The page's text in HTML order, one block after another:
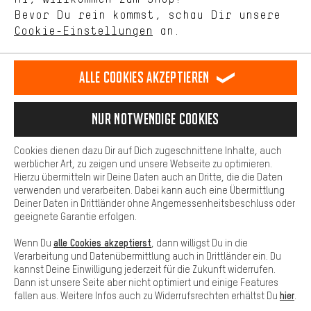
Deutsch
DE english
EN español
ES français
FR
VERTRAG WIDERRUFEN Aachener Community Affiliateprogramm
Datenschutz Allgemeine Geschäftsbedingungen
Cookie-Einstellungen Kontrast ändern
Alle Preise verstehen sich in Euro und exkl. MwSt zuzüglich
Versandkostenfür Lieferung nachUSA.
Bevor Du rein kommst, schau Dir unsere
Cookie-Einstellungen an.
selbst Einfluss auf die Verbesserung unserer Webseite und
unseres Shop-Angebots.
Dein Shopping-Erlebnis wird komfortabler. Mit Komfort-Cookies
stellen wir Verknüpfungen zu Social Media Plattformen her. So
können wir dir weitere nützliche Inhalte und Informationen zur
Verfügung stellen. Zudem hast du die Möglichkeit zusätzliche
Services zu nutzen, die es dir erleichtern die richtigen Produkte zu
finden. Beispielsweise bieten wir eine Chat-Funktion an, damit
Fragen schnell und unkompliziert beantwortet werden können.
Basis
Basis-Cookies gewährleisten, dass Du unsere Webseite
grundsätzlich nutzen kannst.
Alle Cookies akzeptieren
Nur Notwendige Cookies
Cookies dienen dazu Dir auf Dich zugeschnittene Inhalte, auch
werblicher Art, zu zeigen und unsere Webseite zu optimieren.
Hierzu übermitteln wir Deine Daten auch an Dritte, die die Daten
verwenden und verarbeiten. Dabei kann auch eine Übermittlung
Deiner Daten in Drittländer ohne Angemessenheitsbeschluss oder
geeignete Garantie erfolgen.
Wenn Du alle Cookies akzeptierst , dann willigst Du in die
Verarbeitung und Datenübermittlung auch in Drittländer ein. Du
kannst Deine Einwilligung jederzeit für die Zukunft widerrufen.
Dann ist unsere Seite aber nicht optimiert und einige Features
fallen aus. Weitere Infos auch zu Widerrufsrechten erhältst Du hier